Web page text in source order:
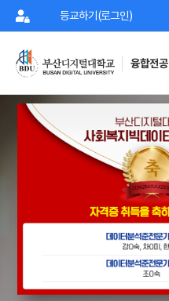
등교하기(로그인)
융합전공